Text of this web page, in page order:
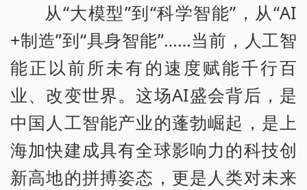
从“大模型”到“科学智能”，从“AI
+制造”到“具身智能”……当前，人工智
能正以前所未有的速度赋能千行百
业、改变世界。这场AI盛会背后，是
中国人工智能产业的蓬勃崛起，是上
海加快建成具有全球影响力的科技创
新高地的拼搏姿态，更是人类对未来